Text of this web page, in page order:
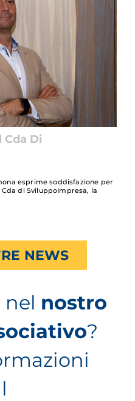
Cda Di
esprime soddisfazione per
di SviluppoImpresa, la
NEWS
nel nostro
?